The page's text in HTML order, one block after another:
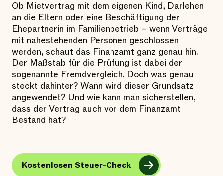
Ob Mietvertrag mit dem eigenen Kind, Darlehen
an die Eltern oder eine Beschäftigung der
Ehepartnerin im Familienbetrieb – wenn Verträge
mit nahestehenden Personen geschlossen
werden, schaut das Finanzamt ganz genau hin.
Der Maßstab für die Prüfung ist dabei der
sogenannte Fremdvergleich. Doch was genau
steckt dahinter? Wann wird dieser Grundsatz
angewendet? Und wie kann man sicherstellen,
dass der Vertrag auch vor dem Finanzamt
Bestand hat?
Kostenlosen Steuer-Check